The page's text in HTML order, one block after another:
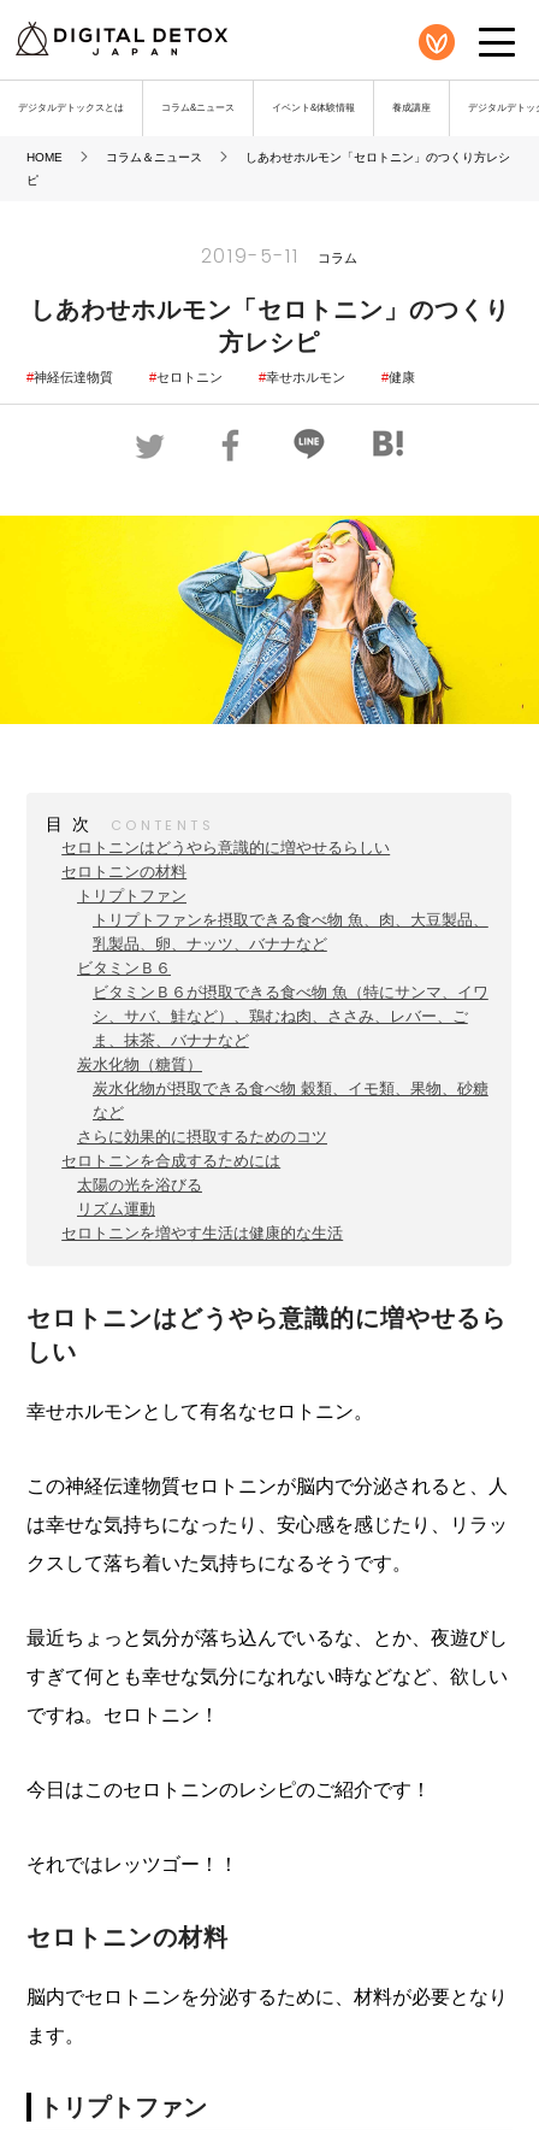
デジタルデトックスとは コラム&ニュース イベント&体験情報 養成講座 デジタルデトッ
HOME コラム＆ニュース
しあわせホルモン「セロトニン」のつくり方レシ
ピ
2019-5-11 コラム
しあわせホルモン「セロトニン」のつくり
方レシピ
神経伝達物質 セロトニン 幸せホルモン 健康
目次
セロトニンはどうやら意識的に増やせるらしい
セロトニンの材料
トリプトファン
トリプトファンを摂取できる食べ物 魚、肉、大豆製品、
乳製品、卵、ナッツ、バナナなど
ビタミンＢ６
ビタミンＢ６が摂取できる食べ物 魚（特にサンマ、イワ
シ、サバ、鮭など）、鶏むね肉、ささみ、レバー、ご
ま、抹茶、バナナなど
炭水化物（糖質）
炭水化物が摂取できる食べ物 穀類、イモ類、果物、砂糖
など
さらに効果的に摂取するためのコツ
セロトニンを合成するためには
太陽の光を浴びる
リズム運動
セロトニンを増やす生活は健康的な生活
セロトニンはどうやら意識的に増やせるら
しい
幸せホルモンとして有名なセロトニン。
この神経伝達物質セロトニンが脳内で分泌されると、人
は幸せな気持ちになったり、安心感を感じたり、リラッ
クスして落ち着いた気持ちになるそうです。
最近ちょっと気分が落ち込んでいるな、とか、夜遊びし
すぎて何とも幸せな気分になれない時などなど、欲しい
ですね。セロトニン！
今日はこのセロトニンのレシピのご紹介です！
それではレッツゴー！！
セロトニンの材料
脳内でセロトニンを分泌するために、材料が必要となり
ます。
トリプトファン